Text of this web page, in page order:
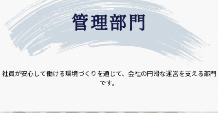
管理部門
社員が安心して働ける環境づくりを通じて、会社の円滑な運営を支える部門
です。